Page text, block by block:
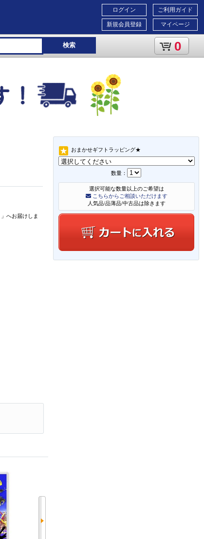
ご利用ガイド
マイページ
ログイン
新規会員登録
検索 0
おまかせギフトラッピング★
数量：
選択可能な数量以上のご希望は
こちらからご相談いただけます
人気品/品薄品/中古品は除きます
」 へお届けしま